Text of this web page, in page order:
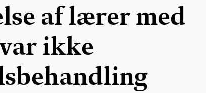
af lærer med
ikke